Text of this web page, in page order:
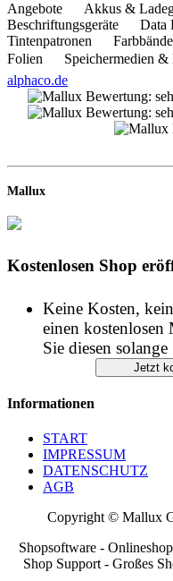
Angebote Akkus &
Beschriftungsgeräte
Tintenpatronen
Folien Speichermedien
alphaco.de
Mallux
Kostenlosen Shop
Keine Kosten,
einen
Sie diesen
Informationen
START
IMPRESSUM
DATENSCHUTZ
AGB
Copyright © Mallux
Shopsoftware -
Shop Support - Großes